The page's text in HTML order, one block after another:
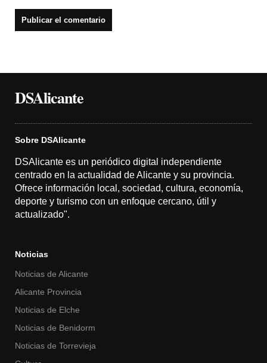
DSAlicante
Sobre DSAlicante
DSAlicante es un periódico digital independiente
centrado en la actualidad de Alicante y su provincia.
Ofrece información local, sociedad, cultura, economía,
deporte y turismo con un enfoque cercano, útil y
actualizado".
Noticias
Noticias de Alicante
Alicante Provincia
Noticias de Elche
Noticias de Benidorm
Noticias de Torrevieja